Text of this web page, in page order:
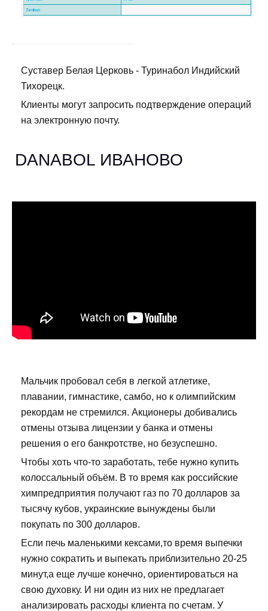
Суставер Белая Церковь - Туринабол Индийский
Тихорецк.
Клиенты могут запросить подтверждение операций
на электронную почту.
DANABOL ИВАНОВО
Мальчик пробовал себя в легкой атлетике,
плавании, гимнастике, самбо, но к олимпийским
рекордам не стремился. Акционеры добивались
отмены отзыва лицензии у банка и отмены
решения о его банкротстве, но безуспешно.
Чтобы хоть что-то заработать, тебе нужно купить
колоссальный объём. В то время как российские
химпредприятия получают газ по 70 долларов за
тысячу кубов, украинские вынуждены были
покупать по 300 долларов.
Если печь маленькими кексами,то время выпечки
нужно сократить и выпекать приблизительно 20-25
минут,а еще лучше конечно, ориентироваться на
свою духовку. И ни один из них не предлагает
анализировать расходы клиента по счетам. У